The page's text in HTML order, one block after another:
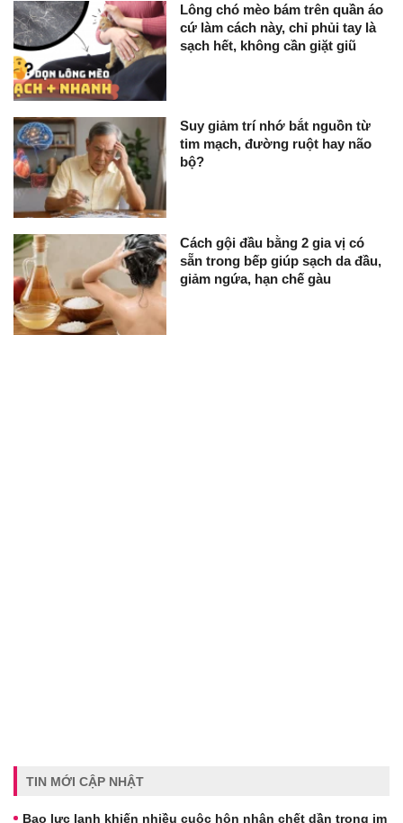
Lông chó mèo bám trên quần áo
cứ làm cách này, chỉ phủi tay là
sạch hết, không cần giặt giũ
Suy giảm trí nhớ bắt nguồn từ
tim mạch, đường ruột hay não
bộ?
Cách gội đầu bằng 2 gia vị có
sẵn trong bếp giúp sạch da đầu,
giảm ngứa, hạn chế gàu
TIN MỚI CẬP NHẬT
Bạo lực lạnh khiến nhiều cuộc hôn nhân chết dần trong im